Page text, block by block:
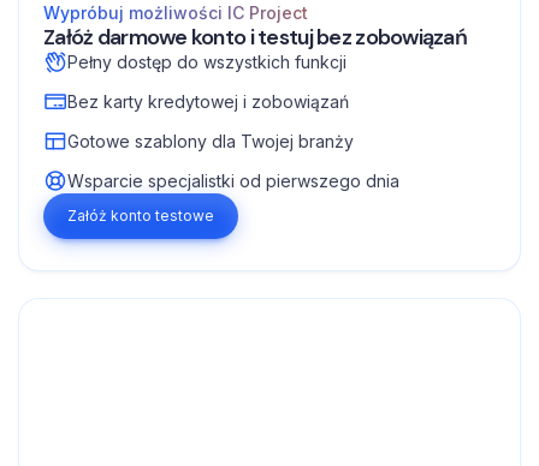
Wypróbuj możliwości IC Project
Załóż darmowe konto i testuj bez zobowiązań
Pełny dostęp do wszystkich funkcji
Bez karty kredytowej i zobowiązań
Gotowe szablony dla Twojej branży
Wsparcie specjalistki od pierwszego dnia
Załóż konto testowe